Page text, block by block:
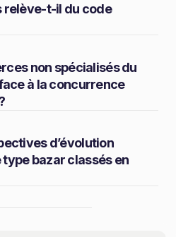
relève-t-il du code
non spécialisés du
à la concurrence
d’évolution
bazar classés en